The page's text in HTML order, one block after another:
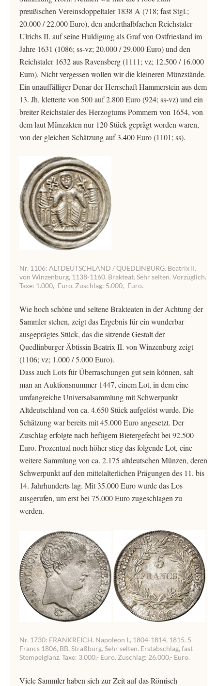
preußischen Vereinsdoppeltaler 1838 A (718; fast Stgl.;
20.000 / 22.000 Euro), den anderthalbfachen Reichstaler
Ulrichs II. auf seine Huldigung als Graf von Ostfriesland im
Jahre 1631 (1086; ss-vz; 20.000 / 29.000 Euro) und den
Reichstaler 1632 aus Ravensberg (1111; vz; 12.500 / 16.000
Euro). Nicht vergessen wollen wir die kleineren Münzstände.
Ein unauffälliger Denar der Herrschaft Hammerstein aus dem
13. Jh. kletterte von 500 auf 2.800 Euro (924; ss-vz) und ein
breiter Reichstaler des Herzogtums Pommern von 1654, von
dem laut Münzakten nur 120 Stück geprägt worden waren,
von der gleichen Schätzung auf 3.400 Euro (1101; ss).
Nr. 1106: ALTDEUTSCHLAND / QUEDLINBURG. Beatrix II.
von Winzenburg, 1138-1160. Brakteat. Sehr selten. Vorzüglich.
Taxe: 1.000,- Euro. Zuschlag: 5.000,- Euro.
Wie hoch schöne und seltene Brakteaten in der Achtung der
Sammler stehen, zeigt das Ergebnis für ein wunderbar
ausgeprägtes Stück, das die sitzende Gestalt der
Quedlinburger Äbtissin Beatrix II. von Winzenburg zeigt
(1106; vz; 1.000 / 5.000 Euro).
Dass auch Lots für Überraschungen gut sein können, sah
man an Auktionsnummer 1447, einem Lot, in dem eine
umfangreiche Universalsammlung mit Schwerpunkt
Altdeutschland von ca. 4.650 Stück aufgelöst wurde. Die
Schätzung war bereits mit 45.000 Euro angesetzt. Der
Zuschlag erfolgte nach heftigem Bietergefecht bei 92.500
Euro. Prozentual noch höher stieg das folgende Lot, eine
weitere Sammlung von ca. 2.175 altdeutschen Münzen, deren
Schwerpunkt auf den mittelalterlichen Prägungen des 11. bis
14. Jahrhunderts lag. Mit 35.000 Euro wurde das Los
ausgerufen, um erst bei 75.000 Euro zugeschlagen zu
werden.
Nr. 1730: FRANKREICH. Napoleon I., 1804-1814, 1815. 5
Francs 1806, BB, Straßburg. Sehr selten. Erstabschlag, fast
Stempelglanz. Taxe: 3.000,- Euro. Zuschlag: 26.000,- Euro.
Viele Sammler haben sich zur Zeit auf das Römisch